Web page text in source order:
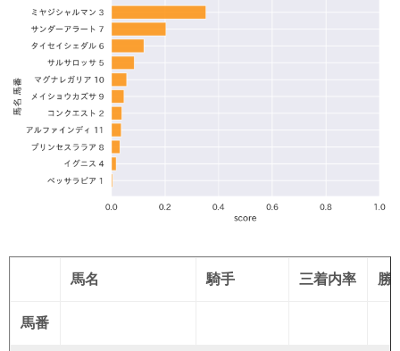
馬名 騎手 三着内率 勝
馬番